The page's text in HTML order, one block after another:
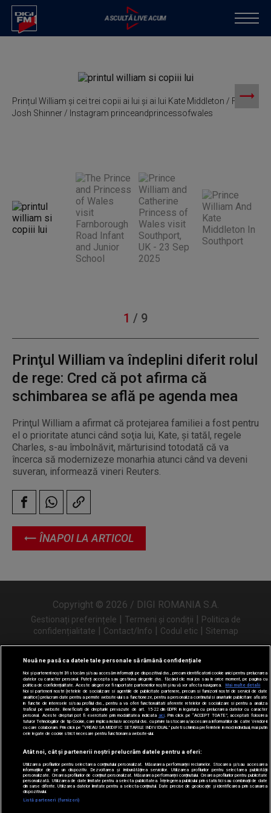
Prințul William și cei trei copii ai lui și ai lui Kate Middleton / Foto:
Josh Shinner / Instagram princeandprincessofwales
ÎNAPOI LA ARTICOL
1 / 9
Prinţul William va îndeplini diferit rolul
de rege: Cred că pot afirma că
schimbarea se află pe agenda mea
Prinţul William a afirmat că protejarea familiei a fost pentru
el o prioritate atunci când soţia lui, Kate, şi tatăl, regele
Charles, s-au îmbolnăvit, mărturisind totodată că va
încerca să modernizeze monarhia atunci când va deveni
suveran, informează vineri Reuters.
Copyright © 2026 / DIGI ROMANIA S.A.
Gestionați preferințele | Termeni și condiții | Politica de
confidențialitate | Contact/Info | Codul etic | Sitemap
Urmărește-ne și pe
Nouă ne pasă ca datele tale personale să rămână confidențiale
Noi și partenerii noștri31 stocăm și/sau accesăm informații pe dispozitivul dvs., precum identificatorii cookie unici pentru prelucrarea
datelor cu caracter personal. Puteți accepta sau gestiona alegerile dvs. făcând clic mai jos sau în orice moment, pe pagina cu
politica de confidențialitate. Aceste alegeri vor fi raportate partenerilor noștri și nu vă vor afecta navigarea.
Mai multe detalii
Noi si partenerii nostri (retelele de socializare si agentiile de publicitate partenere, precum si furnizorii nostri de servicii de date
analitice) prelucram date pentru a permite website-ului sa functioneze, pentru a personaliza continutul si anunturile publicitare afisate
in functie de interesele si/sau profilul dvs., pentru a va oferi functionalitati aferente retelelor de socializare si pentru a analiza
traficul pe website. Beneficiati de drepturile prevazute de art. 15-22 din GDPR in legatura cu prelucrarea datelor cu caracter
personal. Aceste drepturi pot fi exercitate prin modalitatea indicata aici. Prin click pe “ACCEPT TOATE”, acceptati folosirea
tuturor Tehnologiilor de tip Cookie, care implica inclusiv acceptul dvs. cu privire la stocarea/accesarea informatiilor de catre Vendor-ii
cu care colaboram. Prin click pe “VREAU SA MODIFIC SETARILE INDIVIDUAL” puteti schimba preferintele in mod individual, mai putin
cele legate de cookie strict necesare pentru functionarea website-ului.
Atât noi, cât și partenerii noștri prelucrăm datele pentru a oferi:
Utilizarea profilurilor pentru selectarea conținutului personalizat. Măsurarea performanței reclamelor. Stocarea și/sau accesarea
informațiilor de pe un dispozitiv. Dezvoltarea și îmbunătățirea serviciilor. Utilizarea profilurilor pentru selectarea publicității
personalizate. Crearea profilurilor de conținut personalizat. Măsurarea performanței conținutului. Crearea profilurilor pentru publicitate
personalizată. Utilizarea de date limitate pentru a selecta publicitatea. Înțelegerea publicului prin statistici sau combinații de date
din surse diferite. Utilizarea datelor limitate pentru a selecta conținutul. Date precise de geolocație și identificarea prin scanarea
dispozitivului.
Listă parteneri (furnizori)